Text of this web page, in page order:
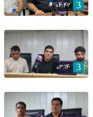
04:42
03:14